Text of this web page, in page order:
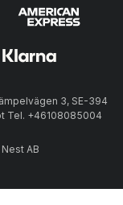
3, SE-394
Tel. +46108085004
AB